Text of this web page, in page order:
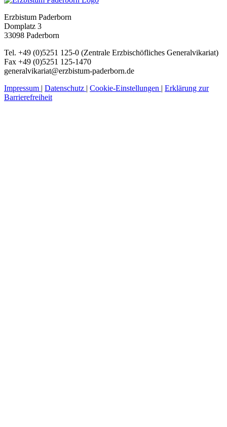
Erzbistum Paderborn
Domplatz 3
33098 Paderborn
Tel. +49 (0)5251 125-0 (Zentrale Erzbischöfliches Generalvikariat)
Fax +49 (0)5251 125-1470
generalvikariat@erzbistum-paderborn.de
Impressum | Datenschutz | Cookie-Einstellungen | Erklärung zur
Barrierefreiheit